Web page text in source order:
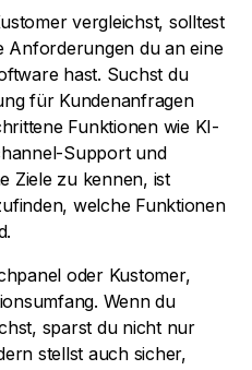
vergleichst, solltest
Anforderungen du an eine
hast. Suchst du
für Kundenanfragen
Funktionen wie KI-
Support und
Ziele zu kennen, ist
welche Funktionen
oder Kustomer,
Wenn du
sparst du nicht nur
stellst auch sicher,